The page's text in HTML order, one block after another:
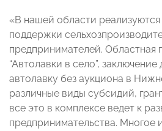
«В нашей области
поддержки
предпринимателей. Областная
“Автолавки в село”, заключение
автолавку без аукциона в
различные виды субсидий,
все это в комплексе ведет к
предпринимательства. Многое